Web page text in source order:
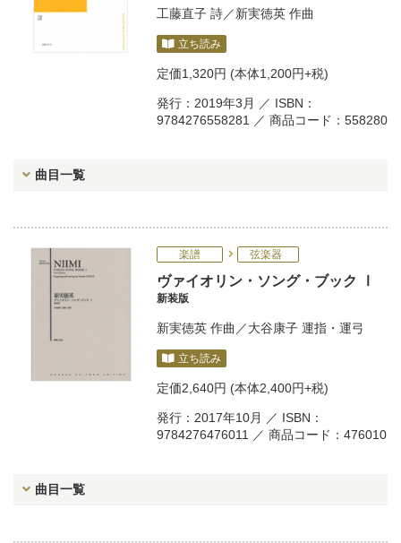
工藤直子 詩／新実徳英 作曲
立ち読み
定価1,320円 (本体1,200円+税)
発行：2019年3月 ／ ISBN：
9784276558281 ／ 商品コード：558280
曲目一覧
楽譜 弦楽器
ヴァイオリン・ソング・ブック Ⅰ
新装版
新実徳英 作曲／大谷康子 運指・運弓
立ち読み
定価2,640円 (本体2,400円+税)
発行：2017年10月 ／ ISBN：
9784276476011 ／ 商品コード：476010
曲目一覧